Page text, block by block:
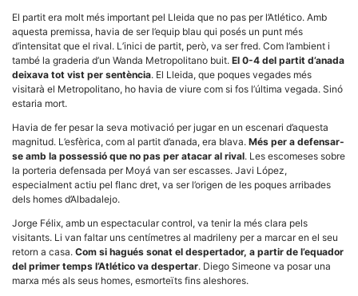
El partit era molt més important pel Lleida que no pas per l’Atlético. Amb
aquesta premissa, havia de ser l’equip blau qui posés un punt més
d’intensitat que el rival. L’inici de partit, però, va ser fred. Com l’ambient i
també la graderia d’un Wanda Metropolitano buit. El 0-4 del partit d’anada
deixava tot vist per sentència. El Lleida, que poques vegades més
visitarà el Metropolitano, ho havia de viure com si fos l’última vegada. Sinó
estaria mort.
Havia de fer pesar la seva motivació per jugar en un escenari d’aquesta
magnitud. L’esfèrica, com al partit d’anada, era blava. Més per a defensar-
se amb la possessió que no pas per atacar al rival. Les escomeses sobre
la porteria defensada per Moyá van ser escasses. Javi López,
especialment actiu pel flanc dret, va ser l’origen de les poques arribades
dels homes d’Albadalejo.
Jorge Félix, amb un espectacular control, va tenir la més clara pels
visitants. Li van faltar uns centímetres al madrileny per a marcar en el seu
retorn a casa. Com si hagués sonat el despertador, a partir de l’equador
del primer temps l’Atlético va despertar. Diego Simeone va posar una
marxa més als seus homes, esmorteïts fins aleshores.
necessàries
per al
funcionament
tècnic de la
web.
Recopilem
dades
estadístiques
de manera
anònima d'ús
del lloc web
i la seva
estructura.
Experiència